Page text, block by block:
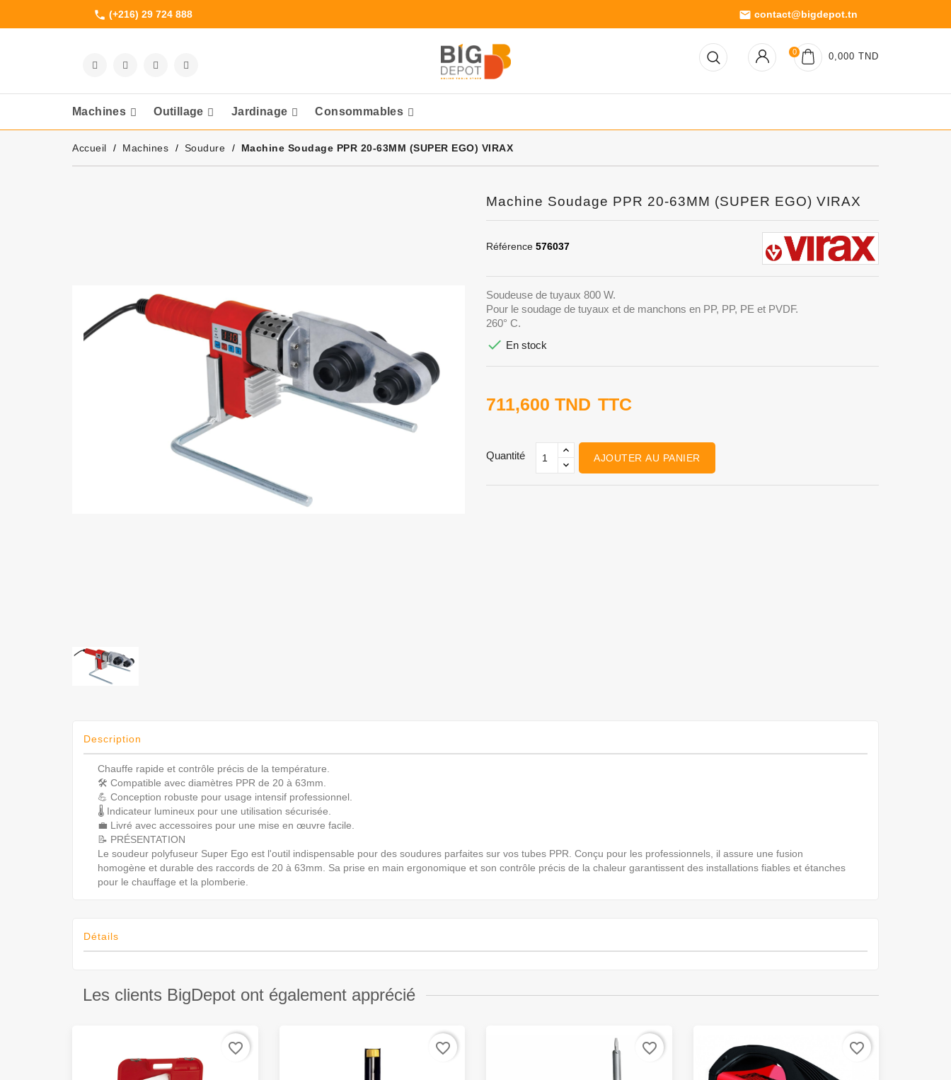
phone (+216) 29 724 888 email contact@bigdepot.tn
0 0,000 TND
Machines Outillage Jardinage Consommables
Accueil Machines Soudure Machine Soudage PPR 20-63MM (SUPER EGO) VIRAX
Machine Soudage PPR 20-63MM (SUPER EGO) VIRAX
Référence 576037
Soudeuse de tuyaux 800 W.
Pour le soudage de tuyaux et de manchons en PP, PP, PE et PVDF.
260° C.
 En stock
711,600 TND TTC
Quantité AJOUTER AU PANIER
Description
Chauffe rapide et contrôle précis de la température.
🛠️ Compatible avec diamètres PPR de 20 à 63mm.
💪 Conception robuste pour usage intensif professionnel.
🌡️ Indicateur lumineux pour une utilisation sécurisée.
💼 Livré avec accessoires pour une mise en œuvre facile.
📝 PRÉSENTATION
Le soudeur polyfuseur Super Ego est l'outil indispensable pour des soudures parfaites sur vos tubes PPR. Conçu pour les professionnels, il assure une fusion
homogène et durable des raccords de 20 à 63mm. Sa prise en main ergonomique et son contrôle précis de la chaleur garantissent des installations fiables et étanches
pour le chauffage et la plomberie.
Détails
Les clients BigDepot ont également apprécié
favorite_border favorite_border favorite_border favorite_border